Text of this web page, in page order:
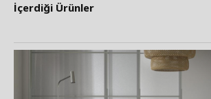
İçerdiği Ürünler